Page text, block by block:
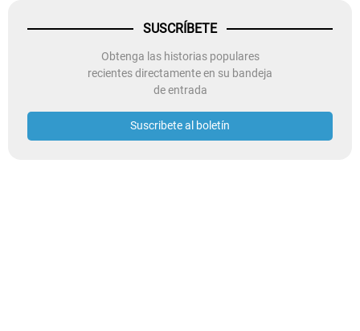
SUSCRÍBETE
Obtenga las historias populares
recientes directamente en su bandeja
de entrada
Suscribete al boletín